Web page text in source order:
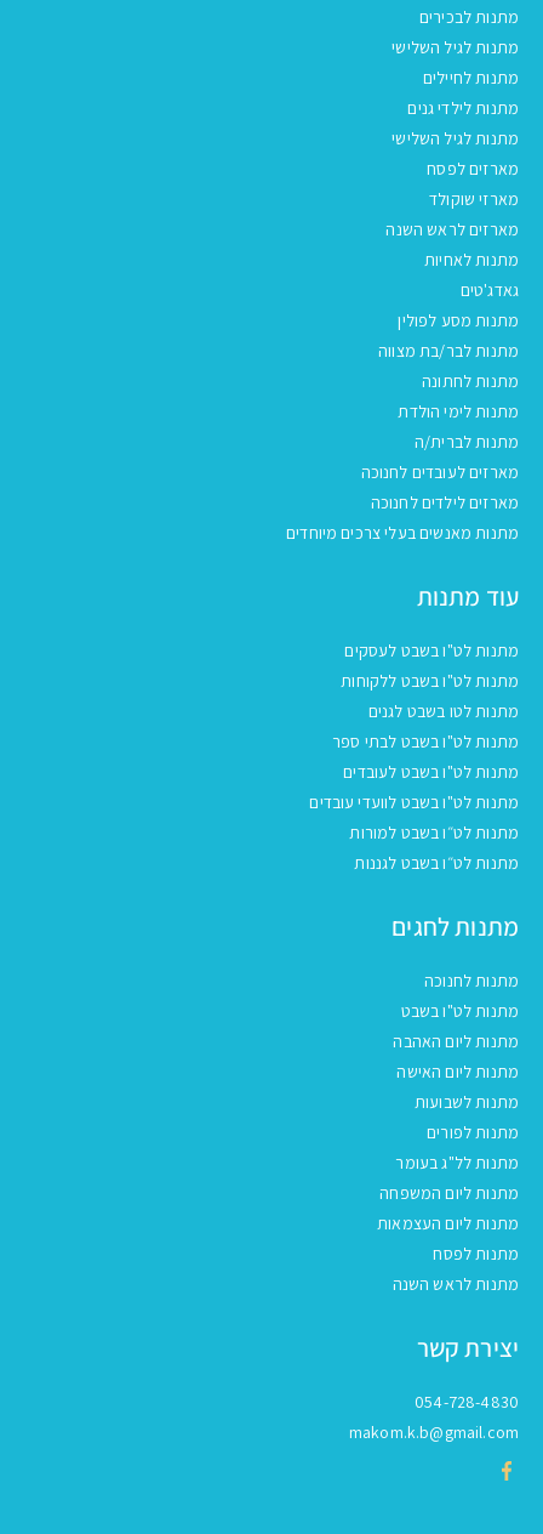
מתנות לבכירים
מתנות לגיל השלישי
מתנות לחיילים
מתנות לילדי גנים
מתנות לגיל השלישי
מארזים לפסח
מארזי שוקולד
מארזים לראש השנה
מתנות לאחיות
גאדג'טים
מתנות מסע לפולין
מתנות לבר/בת מצווה
מתנות לחתונה
מתנות לימי הולדת
מתנות לברית/ה
מארזים לעובדים לחנוכה
מארזים לילדים לחנוכה
מתנות מאנשים בעלי צרכים מיוחדים
עוד מתנות
מתנות לט"ו בשבט לעסקים
מתנות לט"ו בשבט ללקוחות
מתנות לטו בשבט לגנים
מתנות לט"ו בשבט לבתי ספר
מתנות לט"ו בשבט לעובדים
מתנות לט"ו בשבט לוועדי עובדים
מתנות לט״ו בשבט למורות
מתנות לט״ו בשבט לגננות
מתנות לחגים
מתנות לחנוכה
מתנות לט"ו בשבט
מתנות ליום האהבה
מתנות ליום האישה
מתנות לשבועות
מתנות לפורים
מתנות לל"ג בעומר
מתנות ליום המשפחה
מתנות ליום העצמאות
מתנות לפסח
מתנות לראש השנה
יצירת קשר
054-728-4830
makom.k.b@gmail.com